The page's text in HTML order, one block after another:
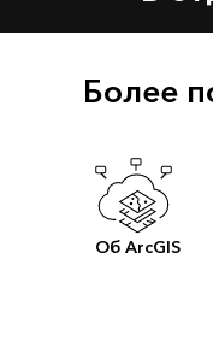
Более
Об ArcGIS